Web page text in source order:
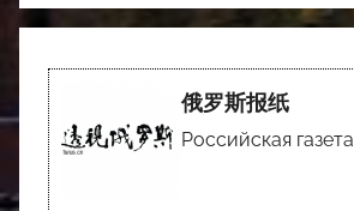
俄罗斯报纸
Российская газета